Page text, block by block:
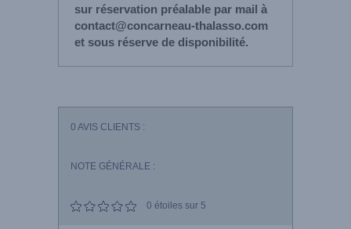
sur réservation préalable par mail à
contact@concarneau-thalasso.com
et sous réserve de disponibilité.
0 AVIS CLIENTS :
NOTE GÉNÉRALE :
0 étoiles sur 5